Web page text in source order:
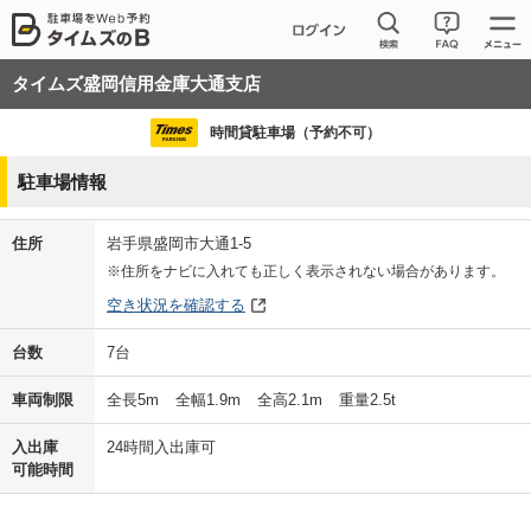
タイムズ盛岡信用金庫大通支店
時間貸駐車場（予約不可）
駐車場情報
住所 岩手県盛岡市大通1-5
※住所をナビに入れても正しく表示されない場合があります。
空き状況を確認する
台数 7台
車両制限 全長5m 全幅1.9m 全高2.1m 重量2.5t
入出庫
可能時間
24時間入出庫可